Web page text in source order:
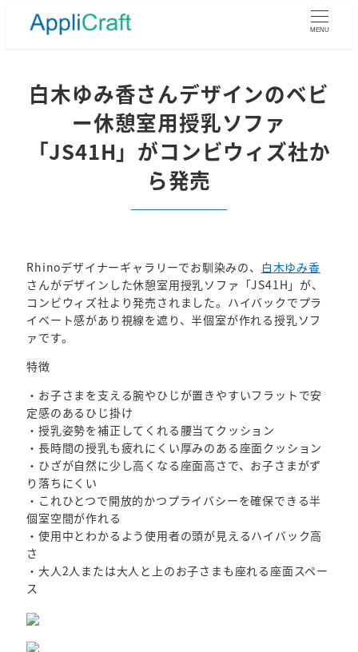
MENU
白木ゆみ香さんデザインのベビ
ー休憩室用授乳ソファ
「JS41H」がコンビウィズ社か
ら発売
Rhinoデザイナーギャラリーでお馴染みの、 白木ゆみ香
さんがデザインした休憩室用授乳ソファ「JS41H」が、
コンビウィズ社より発売されました。ハイバックでプラ
イベート感があり視線を遮り、半個室が作れる授乳ソフ
ァです。
特徴
・お子さまを支える腕やひじが置きやすいフラットで安
定感のあるひじ掛け
・授乳姿勢を補正してくれる腰当てクッション
・長時間の授乳も疲れにくい厚みのある座面クッション
・ひざが自然に少し高くなる座面高さで、お子さまがず
り落ちにくい
・これひとつで開放的かつプライバシーを確保できる半
個室空間が作れる
・使用中とわかるよう使用者の頭が見えるハイバック高
さ
・大人2人または大人と上のお子さまも座れる座面スペー
ス